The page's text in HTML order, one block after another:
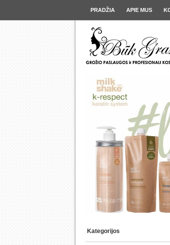
PRADŽIA APIE MUS
Kategorijos